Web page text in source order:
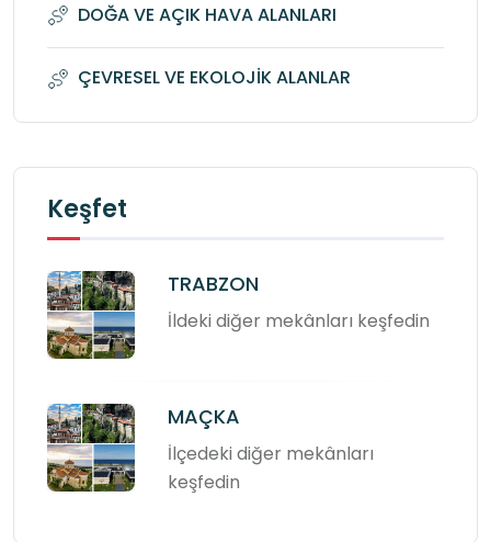
DOĞA VE AÇIK HAVA ALANLARI
ÇEVRESEL VE EKOLOJİK ALANLAR
Keşfet
TRABZON
İldeki diğer mekânları keşfedin
MAÇKA
İlçedeki diğer mekânları
keşfedin